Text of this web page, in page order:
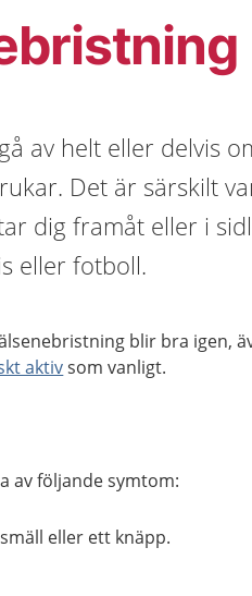
av helt eller delvis
Det är särskilt
dig framåt eller i
eller fotboll.
blir bra igen,
aktivsom vanligt.
av följande symtom:
eller ett knäpp.